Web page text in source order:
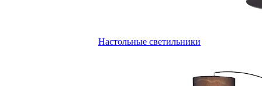
Настольные светильники